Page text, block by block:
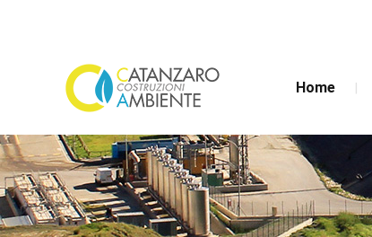
Home